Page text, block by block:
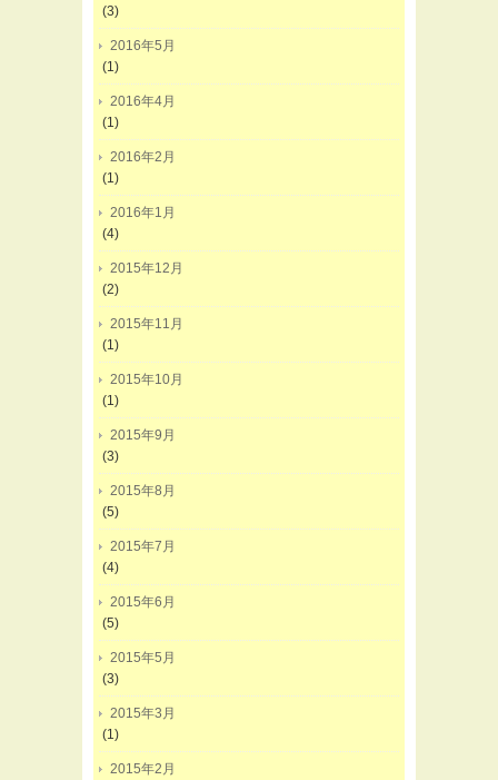
(3)
2016年5月
(1)
2016年4月
(1)
2016年2月
(1)
2016年1月
(4)
2015年12月
(2)
2015年11月
(1)
2015年10月
(1)
2015年9月
(3)
2015年8月
(5)
2015年7月
(4)
2015年6月
(5)
2015年5月
(3)
2015年3月
(1)
2015年2月